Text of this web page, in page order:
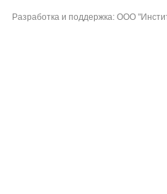
Разработка и поддержка: ООО